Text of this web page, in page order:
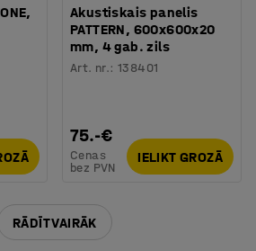
Akustiskais panelis
PATTERN, 600x600x20
mm, 4 gab. zils
Art. nr.:138401
75.-€
Cenas
bez PVN
IELIKT GROZĀ
RĀDĪT VAIRĀK